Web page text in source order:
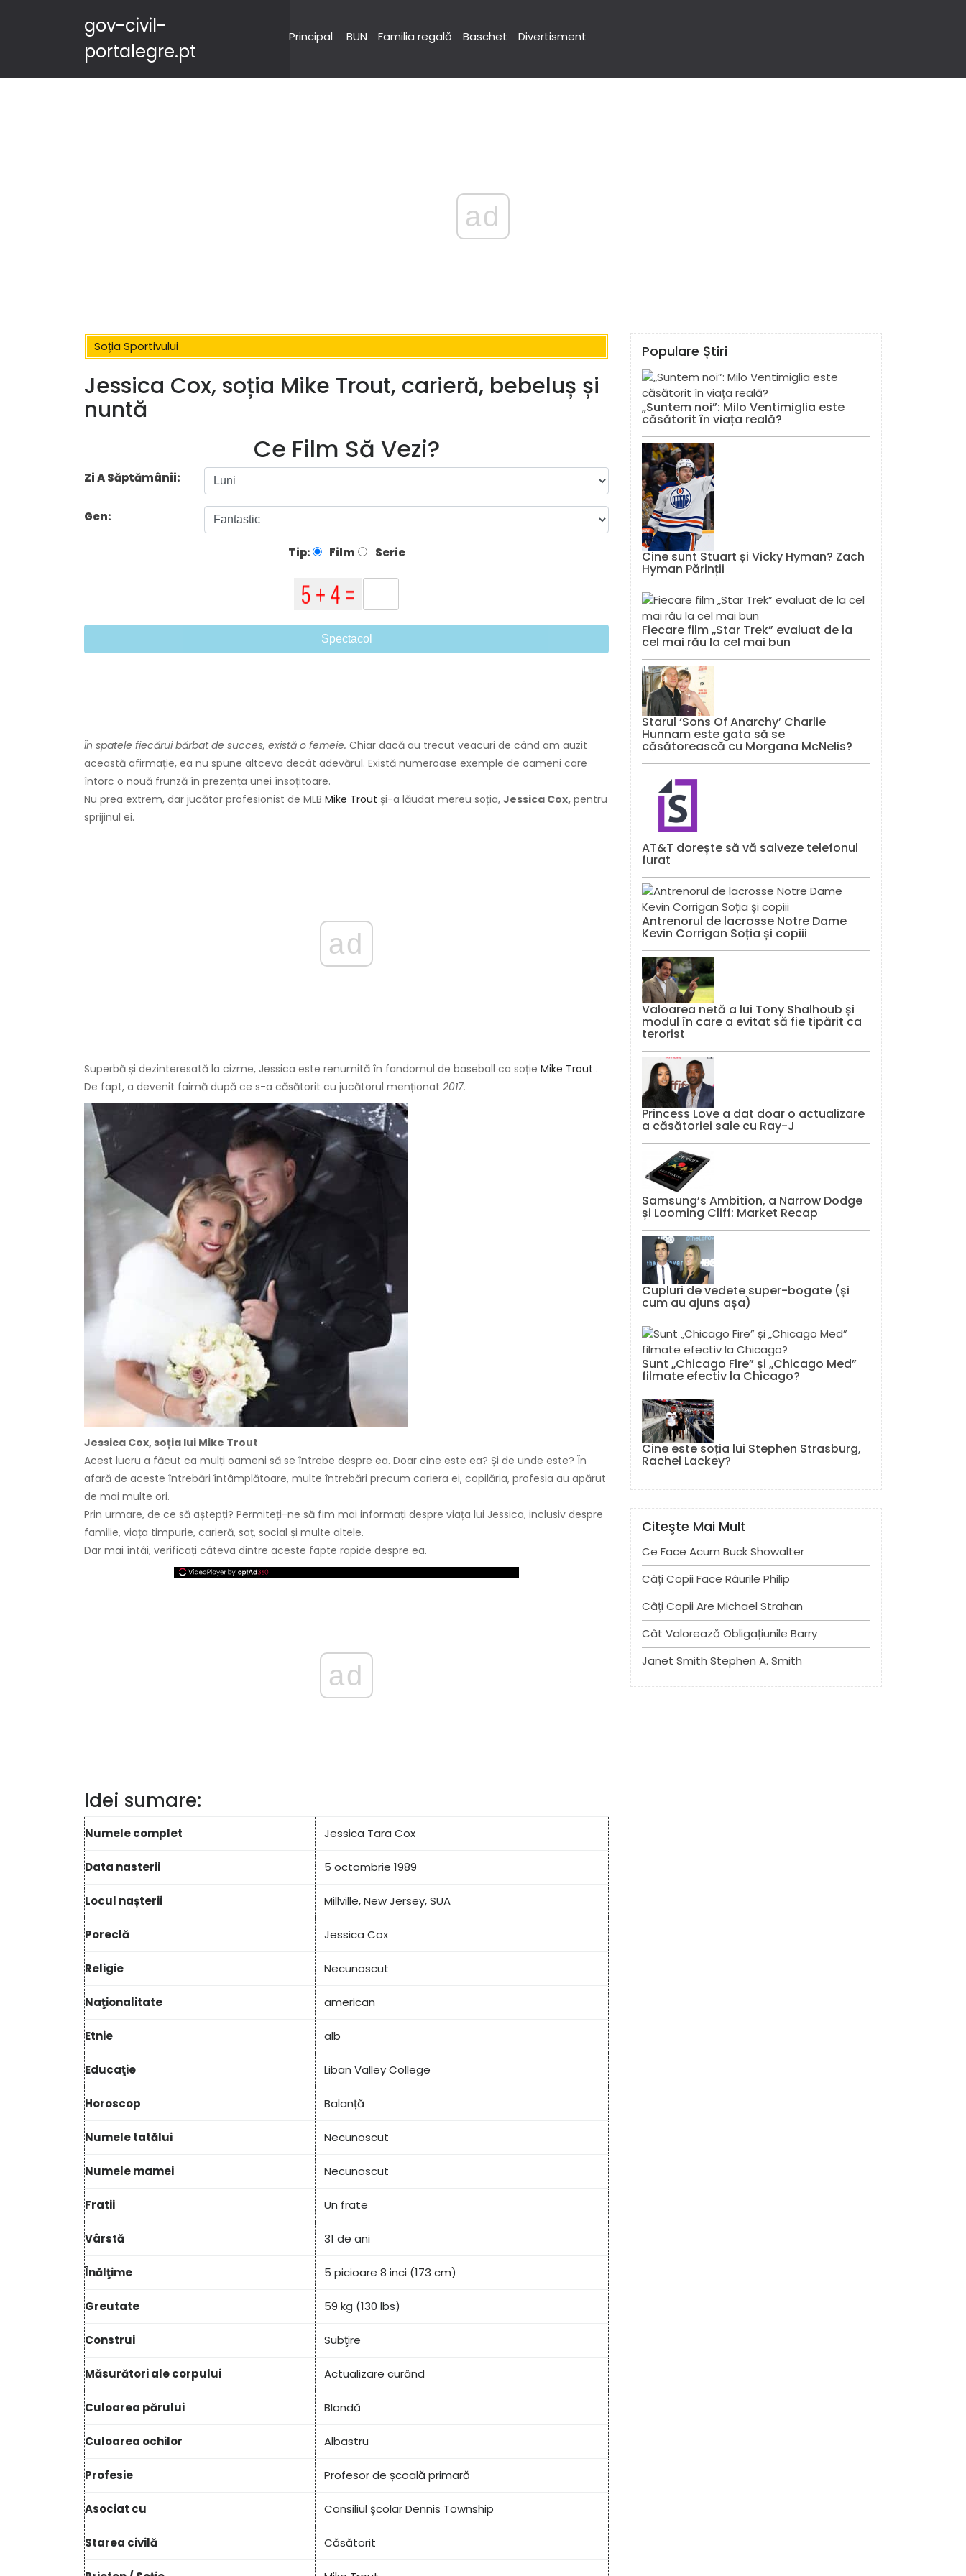
gov-civil-
portalegre.pt
Principal BUN Familia regală Baschet Divertisment
ad
Soția Sportivului
Jessica Cox, soția Mike Trout, carieră, bebeluș și
nuntă
Ce Film Să Vezi?
Zi A Săptămânii:
Gen:
Tip: Film Serie
Spectacol
În spatele fiecărui bărbat de succes, există o femeie. Chiar dacă au trecut veacuri de când am auzit
această afirmație, ea nu spune altceva decât adevărul. Există numeroase exemple de oameni care
întorc o nouă frunză în prezența unei însoțitoare.
Nu prea extrem, dar jucător profesionist de MLB Mike Trout și-a lăudat mereu soția, Jessica Cox, pentru
sprijinul ei.
ad
Superbă și dezinteresată la cizme, Jessica este renumită în fandomul de baseball ca soție Mike Trout .
De fapt, a devenit faimă după ce s-a căsătorit cu jucătorul menționat 2017.
Jessica Cox, soția lui Mike Trout
Acest lucru a făcut ca mulți oameni să se întrebe despre ea. Doar cine este ea? Și de unde este? În
afară de aceste întrebări întâmplătoare, multe întrebări precum cariera ei, copilăria, profesia au apărut
de mai multe ori.
Prin urmare, de ce să aștepți? Permiteți-ne să fim mai informați despre viața lui Jessica, inclusiv despre
familie, viața timpurie, carieră, soț, social și multe altele.
Dar mai întâi, verificați câteva dintre aceste fapte rapide despre ea.
ad
Idei sumare:
Numele complet Jessica Tara Cox
Data nasterii 5 octombrie 1989
Locul nașterii Millville, New Jersey, SUA
Poreclă Jessica Cox
Religie Necunoscut
Naţionalitate american
Etnie alb
Educaţie Liban Valley College
Horoscop Balanță
Numele tatălui Necunoscut
Numele mamei Necunoscut
Fratii Un frate
Vârstă 31 de ani
Înălţime 5 picioare 8 inci (173 cm)
Greutate 59 kg (130 lbs)
Construi Subţire
Măsurători ale corpului Actualizare curând
Culoarea părului Blondă
Culoarea ochilor Albastru
Profesie Profesor de școală primară
Asociat cu Consiliul școlar Dennis Township
Starea civilă Căsătorit
Populare Știri
„Suntem noi”: Milo Ventimiglia este
căsătorit în viața reală?
Cine sunt Stuart și Vicky Hyman? Zach
Hyman Părinții
Fiecare film „Star Trek” evaluat de la
cel mai rău la cel mai bun
Starul ‘Sons Of Anarchy’ Charlie
Hunnam este gata să se
căsătorească cu Morgana McNelis?
AT&T dorește să vă salveze telefonul
furat
Antrenorul de lacrosse Notre Dame
Kevin Corrigan Soția și copiii
Valoarea netă a lui Tony Shalhoub și
modul în care a evitat să fie tipărit ca
terorist
Princess Love a dat doar o actualizare
a căsătoriei sale cu Ray-J
Samsung’s Ambition, a Narrow Dodge
și Looming Cliff: Market Recap
Cupluri de vedete super-bogate (și
cum au ajuns așa)
Sunt „Chicago Fire” și „Chicago Med”
filmate efectiv la Chicago?
Cine este soția lui Stephen Strasburg,
Rachel Lackey?
Citeşte Mai Mult
Ce Face Acum Buck Showalter
Câți Copii Face Râurile Philip
Câți Copii Are Michael Strahan
Cât Valorează Obligațiunile Barry
Janet Smith Stephen A. Smith